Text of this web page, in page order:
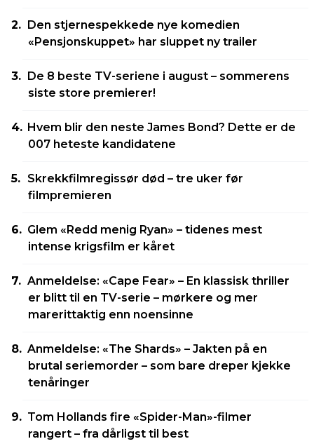
Den stjernespekkede nye komedien
«Pensjonskuppet» har sluppet ny trailer
De 8 beste TV-seriene i august – sommerens
siste store premierer!
Hvem blir den neste James Bond? Dette er de
007 heteste kandidatene
Skrekkfilmregissør død – tre uker før
filmpremieren
Glem «Redd menig Ryan» – tidenes mest
intense krigsfilm er kåret
Anmeldelse: «Cape Fear» – En klassisk thriller
er blitt til en TV-serie – mørkere og mer
marerittaktig enn noensinne
Anmeldelse: «The Shards» – Jakten på en
brutal seriemorder – som bare dreper kjekke
tenåringer
Tom Hollands fire «Spider-Man»-filmer
rangert – fra dårligst til best